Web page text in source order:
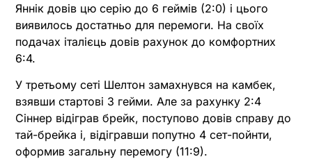
Яннік довів цю серію до 6 геймів (2:0) і цього
виявилось достатньо для перемоги. На своїх
подачах італієць довів рахунок до комфортних
6:4.
У третьому сеті Шелтон замахнувся на камбек,
взявши стартові 3 гейми. Але за рахунку 2:4
Сіннер відіграв брейк, поступово довів справу до
тай-брейка і, відігравши попутно 4 сет-пойнти,
оформив загальну перемогу (11:9).